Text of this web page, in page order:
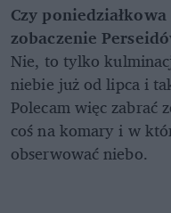
Czy
zobaczenie
Nie, to tylko
niebie już od lipca i
Polecam więc zabrać
coś na komary i w
obserwować niebo.